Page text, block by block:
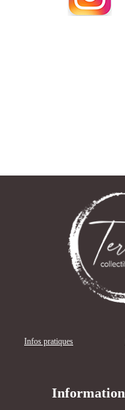
Infos pratiques
Information